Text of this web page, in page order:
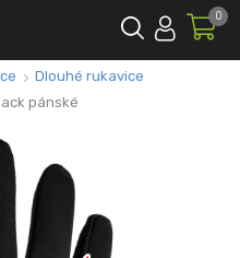
0
Dlouhé rukavice
pánské